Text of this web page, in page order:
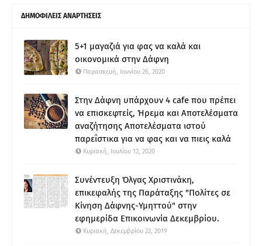
ΔΗΜΟΦΙΛΕΙΣ ΑΝΑΡΤΗΣΕΙΣ
5+1 μαγαζιά για φας να καλά και
οικονομικά στην Δάφνη
Παρασκευή, Ιουνίου 26, 2020
Στην Δάφνη υπάρχουν 4 cafe που πρέπει
να επισκεφτείς, Ήρεμα και Αποτελέσματα
αναζήτησης Αποτελέσματα ιστού
παρεΐστικα για να φας και να πιεις καλά
Κυριακή, Ιουλίου 12, 2020
Συνέντευξη Όλγας Χριστινάκη,
επικεφαλής της Παράταξης "Πολίτες σε
Κίνηση Δάφνης-Υμηττού" στην
εφημερίδα Επικοινωνία Δεκεμβρίου.
Κυριακή, Δεκεμβρίου 22, 2019